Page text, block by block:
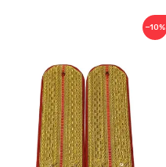
−10%